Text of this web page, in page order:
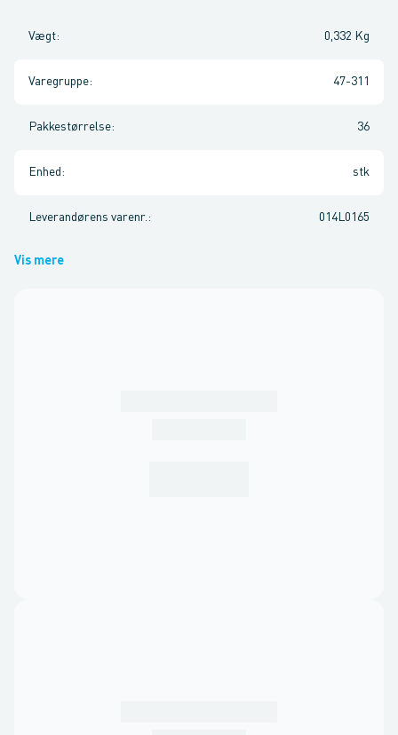
Vægt: 0,332 Kg
Varegruppe: 47-311
Pakkestørrelse: 36
Enhed : stk
Leverandørens varenr. : 014L0165
Vis mere